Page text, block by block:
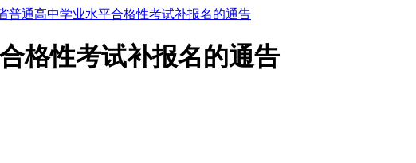
普通高中学业水平合格性考试补报名的通告
格性考试补报名的通告